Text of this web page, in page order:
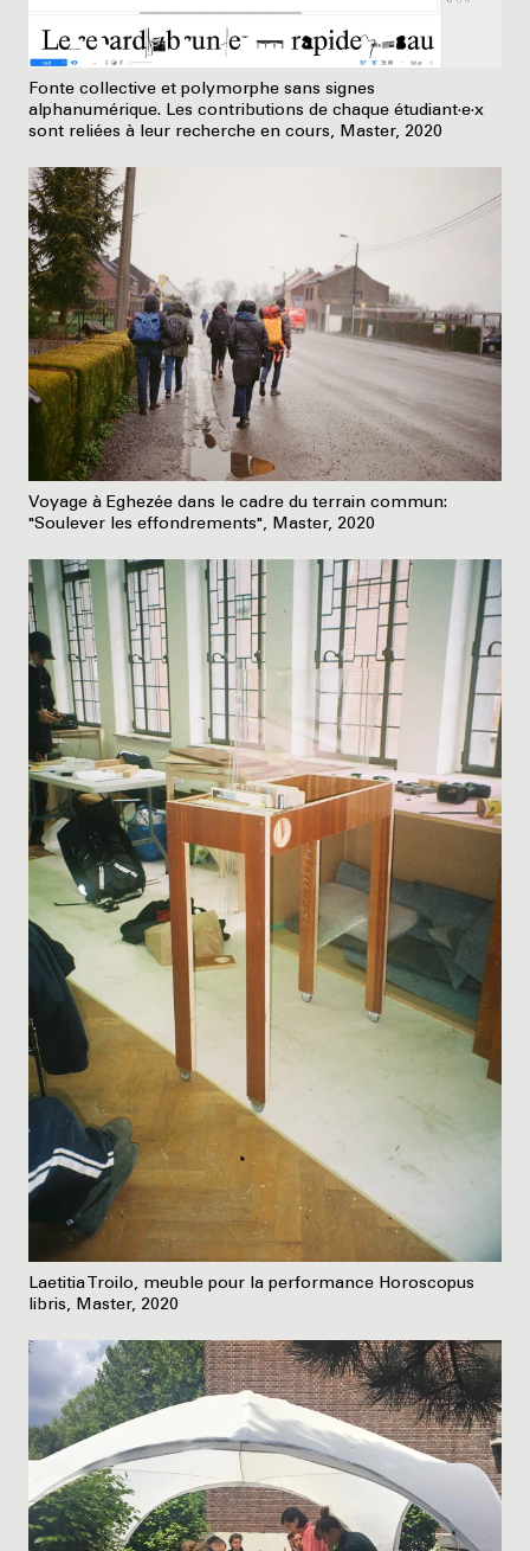
Fonte collective et polymorphe sans signes
alphanumérique. Les contributions de chaque étudiant·e·x
sont reliées à leur recherche en cours, Master, 2020
Voyage à Eghezée dans le cadre du terrain commun:
"Soulever les effondrements", Master, 2020
Laetitia Troilo, meuble pour la performance Horoscopus
libris, Master, 2020